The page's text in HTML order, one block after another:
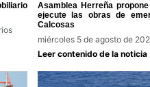
Asamblea Herreña
ejecute las obras de
Calcosas
miércoles 5 de agosto de
Leer contenido de la noticia